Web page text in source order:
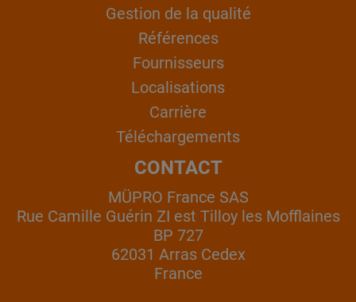
Gestion de la qualité
Références
Fournisseurs
Localisations
Carrière
Téléchargements
CONTACT
MÜPRO France SAS
Rue Camille Guérin ZI est Tilloy les Mofflaines
BP 727
62031 Arras Cedex
France